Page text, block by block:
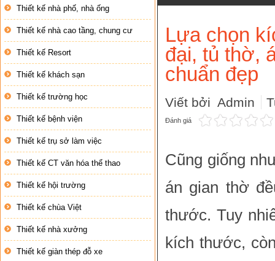
Thiết kế nhà phố, nhà ống
Thiết kế nhà cao tầng, chung cư
Thiết kế Resort
Thiết kế khách sạn
Thiết kế trường học
Thiết kế bệnh viện
Thiết kế trụ sở làm việc
Thiết kế CT văn hóa thể thao
Thiết kế hội trường
Thiết kế chùa Việt
Thiết kế nhà xưởng
Thiết kế giàn thép đỗ xe
Lựa chọn
đại, tủ thờ,
chuẩn đẹp
Viết bởi Admin
Đánh giá
Cũng giống
án gian thờ
thước. Tuy
kích thước,